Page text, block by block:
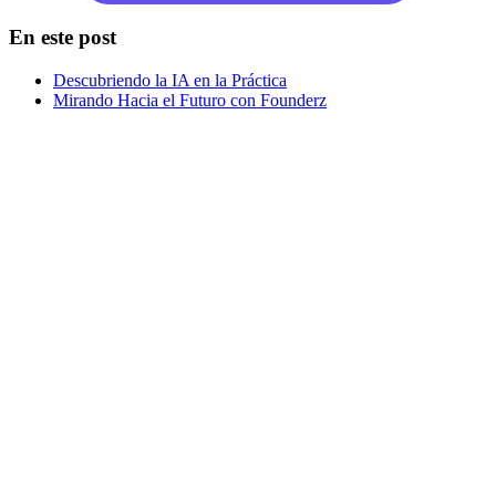
En este post
Descubriendo la IA en la Práctica
Mirando Hacia el Futuro con Founderz